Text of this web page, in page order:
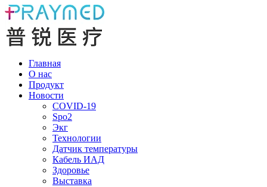
Главная
О нас
Продукт
Новости
COVID-19
Spo2
Экг
Технологии
Датчик температуры
Кабель ИАД
Здоровье
Выставка